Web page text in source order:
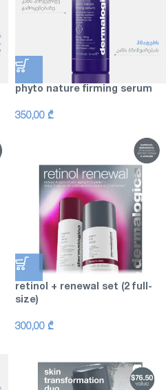
phyto nature firming serum
350,00 ₾
retinol + renewal set (2 full-
size)
300,00 ₾